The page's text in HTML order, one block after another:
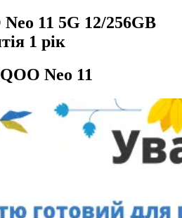
11 5G 12/256GB
1 рік
Neo 11